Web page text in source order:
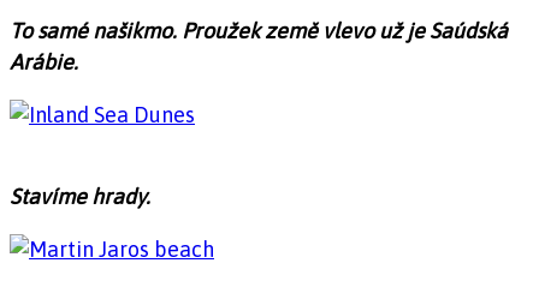
To samé našikmo. Proužek země vlevo už je Saúdská
Arábie.
Stavíme hrady.